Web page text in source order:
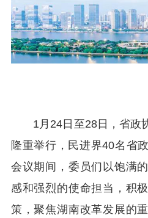
1月24日至28日，省政
隆重举行，民进界40名省
会议期间，委员们以饱满
感和强烈的使命担当，积
策，聚焦湖南改革发展的